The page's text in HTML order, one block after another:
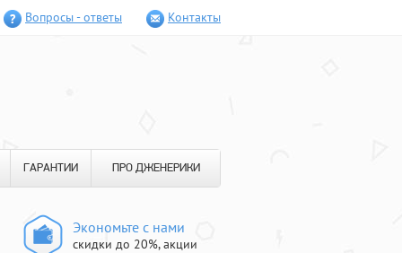
Вопросы - ответы Контакты
ГАРАНТИИ ПРО ДЖЕНЕРИКИ
Экономьте с нами
скидки до 20%, акции